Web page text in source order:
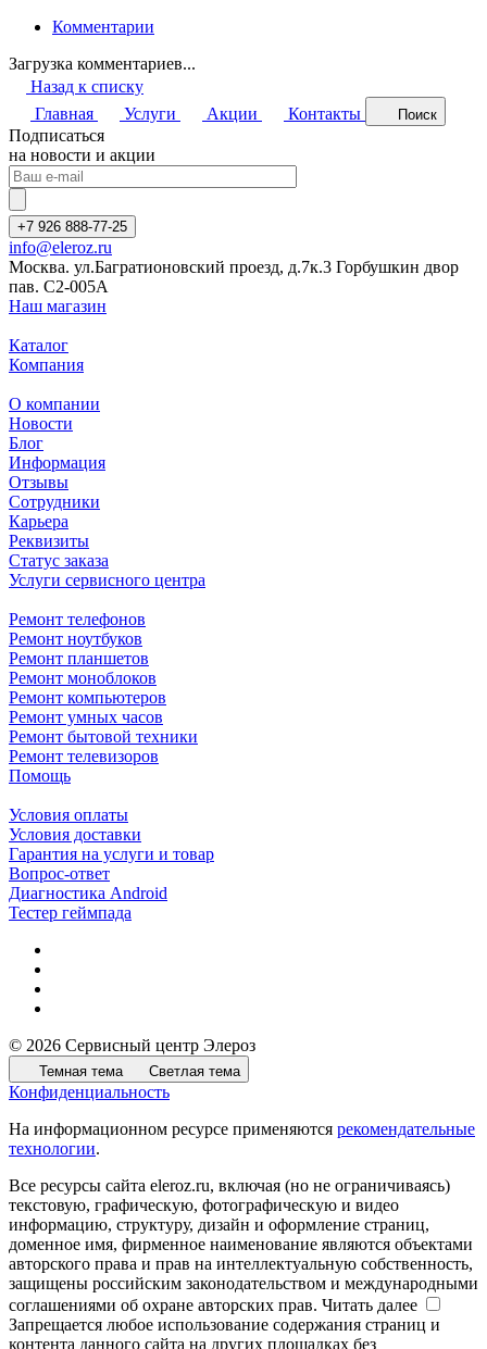
Комментарии
Загрузка комментариев...
Назад к списку
Главная
Услуги Акции Контакты Поиск
Подписаться
на новости и акции
+7 926 888-77-25
info@eleroz.ru
Москва. ул.Багратионовский проезд, д.7к.3 Горбушкин двор
пав. C2-005A
Наш магазин
Каталог
Компания
О компании
Новости
Блог
Информация
Отзывы
Сотрудники
Карьера
Реквизиты
Статус заказа
Услуги сервисного центра
Ремонт телефонов
Ремонт ноутбуков
Ремонт планшетов
Ремонт моноблоков
Ремонт компьютеров
Ремонт умных часов
Ремонт бытовой техники
Ремонт телевизоров
Помощь
Условия оплаты
Условия доставки
Гарантия на услуги и товар
Вопрос-ответ
Диагностика Android
Тестер геймпада
© 2026 Сервисный центр Элероз
Темная тема Светлая тема
Конфиденциальность
На информационном ресурсе применяются рекомендательные
технологии.
Все ресурсы сайта eleroz.ru, включая (но не ограничиваясь)
текстовую, графическую, фотографическую и видео
информацию, структуру, дизайн и оформление страниц,
доменное имя, фирменное наименование являются объектами
авторского права и прав на интеллектуальную собственность,
защищены российским законодательством и международными
соглашениями об охране авторских прав. Читать далее
Запрещается любое использование содержания страниц и
контента данного сайта на других площадках без